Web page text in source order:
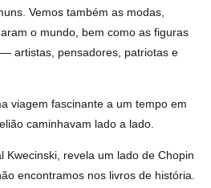
Vemos também as modas,
o mundo, bem como as figuras
artistas, pensadores, patriotas e
viagem fascinante a um tempo em
caminhavam lado a lado.
Kwecinski, revela um lado de Chopin
encontramos nos livros de história.